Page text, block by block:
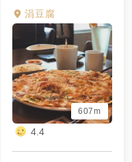
涓豆腐
607m
4.4